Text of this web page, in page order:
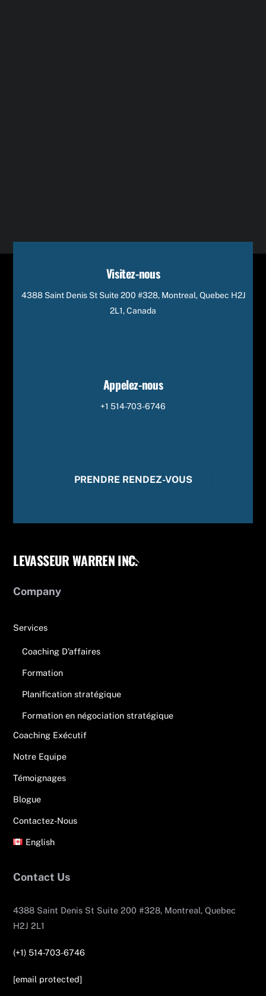
Visitez-nous
4388 Saint Denis St Suite 200 #328, Montreal, Quebec H2J
2L1, Canada
Appelez-nous
+1 514-703-6746
PRENDRE RENDEZ-VOUS
Back
LEVASSEUR WARREN INC.
Company
Services
Coaching D’affaires
Formation
Planification stratégique
Formation en négociation stratégique
Coaching Exécutif
Notre Equipe
Témoignages
Blogue
Contactez-Nous
English
Contact Us
4388 Saint Denis St Suite 200 #328, Montreal, Quebec
H2J 2L1
(+1) 514-703-6746
[email protected]